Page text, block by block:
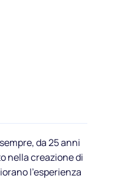
da 25 anni
nella creazione di
l'esperienza